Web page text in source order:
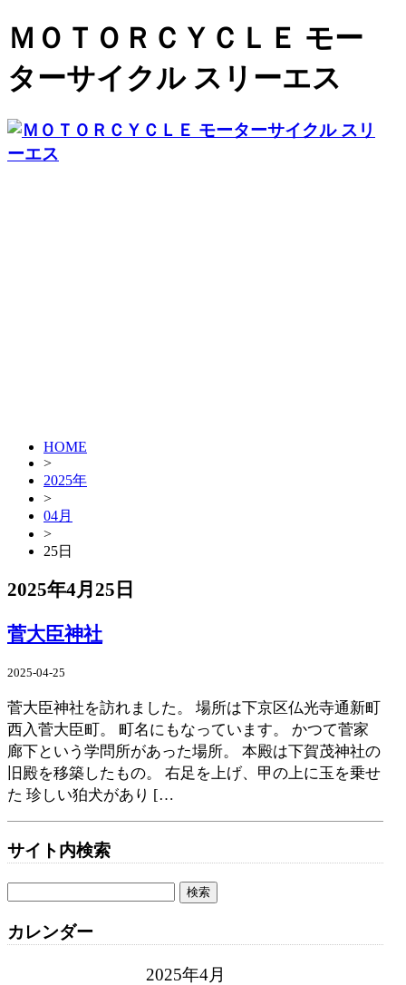
ＭＯＴＯＲＣＹＣＬＥ モー
ターサイクル スリーエス
HOME
>
2025年
>
04月
>
25日
2025年4月25日
菅大臣神社
2025-04-25
菅大臣神社を訪れました。 場所は下京区仏光寺通新町
西入菅大臣町。 町名にもなっています。 かつて菅家
廊下という学問所があった場所。 本殿は下賀茂神社の
旧殿を移築したもの。 右足を上げ、甲の上に玉を乗せ
た 珍しい狛犬があり […
サイト内検索
カレンダー
2025年4月